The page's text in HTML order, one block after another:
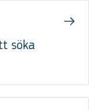
söka